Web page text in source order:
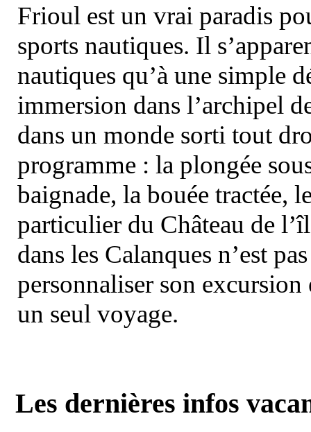
Frioul est un vrai paradis
sports nautiques. Il
nautiques qu’à une simple
immersion dans l’archipel
dans un monde sorti tout
programme : la plongée
baignade, la bouée tractée,
particulier du Château de
dans les Calanques n’est
personnaliser son
un seul voyage.
Les dernières infos